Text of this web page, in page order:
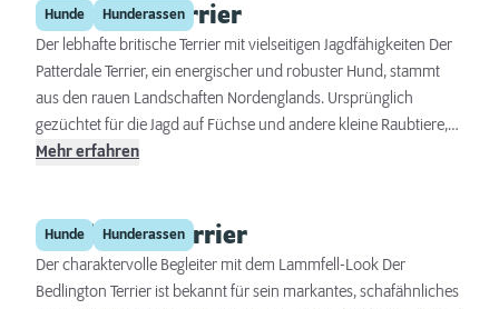
Terrier für sein lebhaftes Temperament und seine
Anpassungsfähigkeit bekannt, was ihn sowohl im ländlichen als
auch in städtischen Umfeld zu einem geschätzten Begleiter und
Familienmitglied macht.
Hunde Hunderassen
Patterdale Terrier
Der lebhafte britische Terrier mit vielseitigen Jagdfähigkeiten Der
Patterdale Terrier, ein energischer und robuster Hund, stammt
aus den rauen Landschaften Nordenglands. Ursprünglich
gezüchtet für die Jagd auf Füchse und andere kleine Raubtiere,
zeichnet sich diese Rasse durch ihre außerordentliche Ausdauer
machen den Patterdale zu einem beliebten Begleiter sowohl im
ländlichen als auch im städtischen Umfeld.
Mehr erfahren
Hunde Hunderassen
Bedlington Terrier
Der charaktervolle Begleiter mit dem Lammfell-Look Der
Bedlington Terrier ist bekannt für sein markantes, schafähnliches